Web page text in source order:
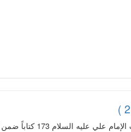
وشروح ومصادر نهج البلاغة باللغتين العربية والفارسية...